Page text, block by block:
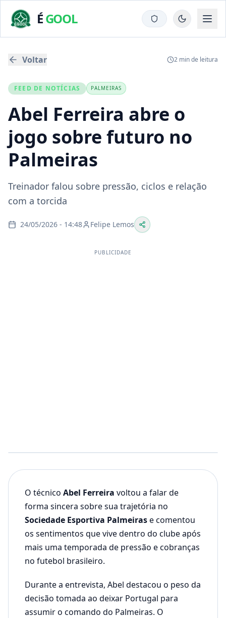
ÉGOOL
Voltar 2 min de leitura
FEED DE NOTÍCIAS PALMEIRAS
Abel Ferreira abre o
jogo sobre futuro no
Palmeiras
Treinador falou sobre pressão, ciclos e relação
com a torcida
24/05/2026 - 14:48 Felipe Lemos
PUBLICIDADE
O técnico Abel Ferreira voltou a falar de
forma sincera sobre sua trajetória no
Sociedade Esportiva Palmeirase comentou
os sentimentos que vive dentro do clube após
mais uma temporada de pressão e cobranças
no futebol brasileiro.
Durante a entrevista, Abel destacou o peso da
decisão tomada ao deixar Portugal para
assumir o comando do Palmeiras. O